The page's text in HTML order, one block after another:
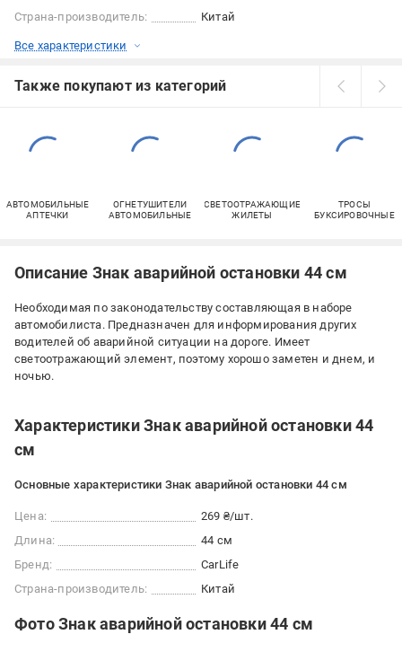
Страна-производитель:
Китай
Все характеристики
Также покупают из категорий
АВТОМОБИЛЬНЫЕ
АПТЕЧКИ
ОГНЕТУШИТЕЛИ
АВТОМОБИЛЬНЫЕ
СВЕТООТРАЖАЮЩИЕ
ЖИЛЕТЫ
ТРОСЫ
БУКСИРОВОЧНЫЕ
Описание Знак аварийной остановки 44 см
Необходимая по законодательству составляющая в наборе
автомобилиста. Предназначен для информирования других
водителей об аварийной ситуации на дороге. Имеет
светоотражающий элемент, поэтому хорошо заметен и днем, и
ночью.
Характеристики Знак аварийной остановки 44
см
Основные характеристики Знак аварийной остановки 44 см
Цена:
269 ₴/шт.
Длина:
44 см
Бренд:
CarLife
Страна-производитель:
Китай
Фото Знак аварийной остановки 44 см